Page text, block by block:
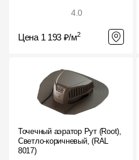
4.0
Цена 1 193 ₽/м2
Точечный аэратор Рут (Root),
Светло-коричневый, (RAL
8017)